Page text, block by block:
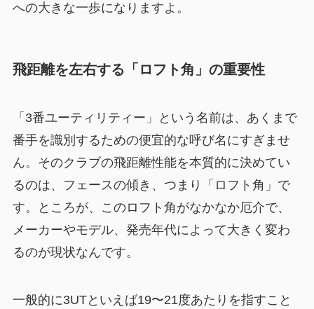
への大きな一歩になりますよ。
飛距離を左右する「ロフト角」の重要性
「3番ユーティリティー」という名前は、あくまで
番手を識別するための便宜的な呼び名にすぎませ
ん。そのクラブの飛距離性能を本質的に決めてい
るのは、フェースの傾き、つまり「ロフト角」で
す。ところが、このロフト角がなかなか厄介で、
メーカーやモデル、発売年代によって大きく変わ
るのが現状なんです。
一般的に3UTといえば19〜21度あたりを指すこと